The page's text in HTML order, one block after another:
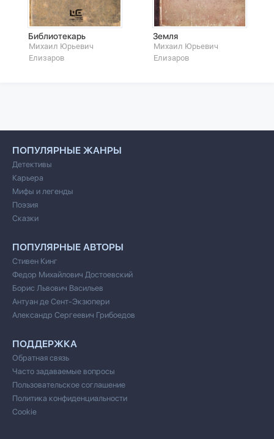
Библиотекарь
Михаил Юрьевич
Елизаров
Земля
Михаил Юрьевич
Елизаров
ПОПУЛЯРНЫЕ ЖАНРЫ
Детективы
Карьера
Мифы и легенды
Поэзия
Сказки
ПОПУЛЯРНЫЕ АВТОРЫ
Стивен Кинг
Федор Михайлович Достоевский
Борис Львович Васильев
Антуан де Сент-Экзюпери
Александр Сергеевич Грибоедов
ПОДДЕРЖКА
Обратная связь
Часто задаваемые вопросы
Пользовательское соглашение
Политика конфиденциальности
Cookie